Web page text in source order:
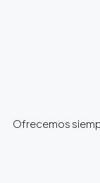
Ofrecemos